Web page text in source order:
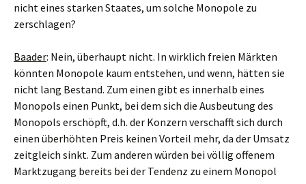
nicht eines starken Staates, um solche Monopole zu
zerschlagen?
Baader: Nein, überhaupt nicht. In wirklich freien Märkten
könnten Monopole kaum entstehen, und wenn, hätten sie
nicht lang Bestand. Zum einen gibt es innerhalb eines
Monopols einen Punkt, bei dem sich die Ausbeutung des
Monopols erschöpft, d.h. der Konzern verschafft sich durch
einen überhöhten Preis keinen Vorteil mehr, da der Umsatz
zeitgleich sinkt. Zum anderen würden bei völlig offenem
Marktzugang bereits bei der Tendenz zu einem Monopol